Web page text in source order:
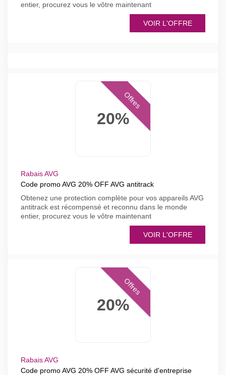
entier, procurez vous le vôtre maintenant
VOIR L'OFFRE
20%
Offres
Rabais AVG
Code promo AVG 20% OFF AVG antitrack
Obtenez une protection complète pour vos appareils AVG
antitrack est récompensé et reconnu dans le monde
entier, procurez vous le vôtre maintenant
VOIR L'OFFRE
20%
Offres
Rabais AVG
Code promo AVG 20% OFF AVG sécurité d'entreprise